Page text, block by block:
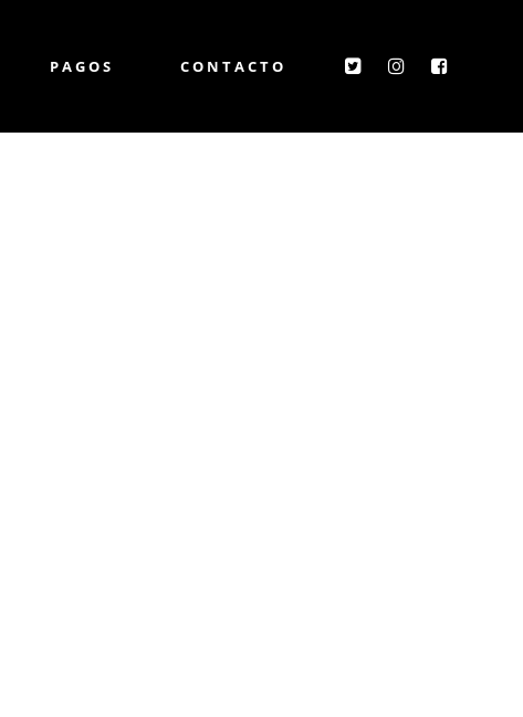
PAGOS CONTACTO